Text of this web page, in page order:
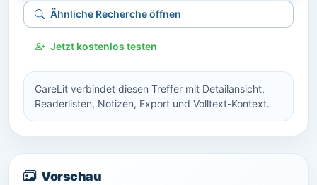
Ähnliche Recherche öffnen
Jetzt kostenlos testen
CareLit verbindet diesen Treffer mit Detailansicht,
Readerlisten, Notizen, Export und Volltext-Kontext.
Vorschau